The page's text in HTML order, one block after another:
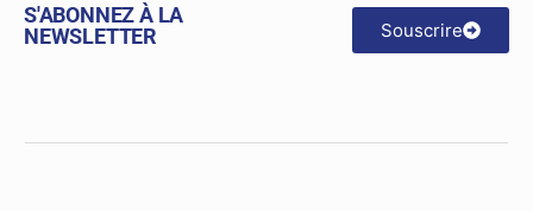
S'ABONNEZ À LA
NEWSLETTER
Souscrire